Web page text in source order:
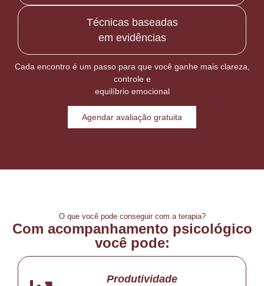
Técnicas baseadas
em evidências
Cada encontro é um passo para que você ganhe mais clareza,
controle e
equilíbrio emocional
Agendar avaliação gratuita
O que você pode conseguir com a terapia?
Com acompanhamento psicológico
você pode:
Produtividade